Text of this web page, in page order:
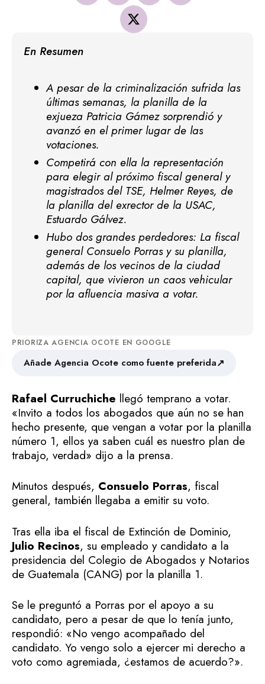
En Resumen
A pesar de la criminalización sufrida las
últimas semanas, la planilla de la
exjueza Patricia Gámez sorprendió y
avanzó en el primer lugar de las
votaciones.
Competirá con ella la representación
para elegir al próximo fiscal general y
magistrados del TSE, Helmer Reyes, de
la planilla del exrector de la USAC,
Estuardo Gálvez.
Hubo dos grandes perdedores: La fiscal
general Consuelo Porras y su planilla,
además de los vecinos de la ciudad
capital, que vivieron un caos vehicular
por la afluencia masiva a votar.
PRIORIZA AGENCIA OCOTE EN GOOGLE
Añade Agencia Ocote como fuente preferida↗
Rafael Curruchiche llegó temprano a votar.
«Invito a todos los abogados que aún no se han
hecho presente, que vengan a votar por la planilla
número 1, ellos ya saben cuál es nuestro plan de
trabajo, verdad» dijo a la prensa.
Minutos después, Consuelo Porras, fiscal
general, también llegaba a emitir su voto.
Tras ella iba el fiscal de Extinción de Dominio,
Julio Recinos, su empleado y candidato a la
presidencia del Colegio de Abogados y Notarios
de Guatemala (CANG) por la planilla 1.
Se le preguntó a Porras por el apoyo a su
candidato, pero a pesar de que lo tenía junto,
respondió: «No vengo acompañado del
candidato. Yo vengo solo a ejercer mi derecho a
voto como agremiada, ¿estamos de acuerdo?».